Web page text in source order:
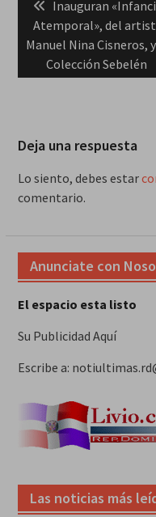
entradas
Previous
post:
Inauguran
Atemporal», del
Manuel Nina Cisneros,
Colección Sebelén
Deja una respuesta
Lo siento, debes estar
comentario.
Anunciate con
El espacio esta listo
Su Publicidad Aquí
Escribe a:
Las noticias más